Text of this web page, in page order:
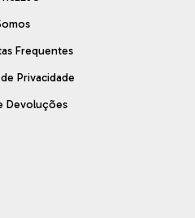
Frequentes
Privacidade
Devoluções